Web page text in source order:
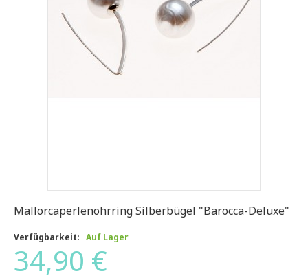
Mallorcaperlenohrring Silberbügel "Barocca-Deluxe"
Verfügbarkeit: Auf Lager
34,90 €